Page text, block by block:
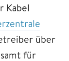
Kabel
über
für